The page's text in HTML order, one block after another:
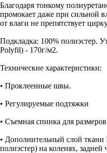
Благодаря тонкому
промокает даже при сильной
от влаги не препятствует
Подкладка: 100% полиэстер.
Polyfil) - 170г/м2.
Технические характеристики:
• Проклеенные швы.
• Регулируемые подтяжки
• Съемная спинка для
• Дополнительный слой ткани
полиэстер) на коленях,